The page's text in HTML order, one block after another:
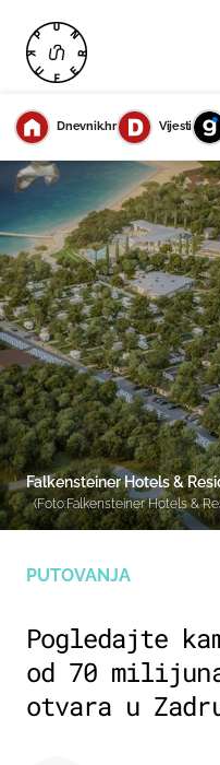
Dnevnik.hr Vijesti
PUTOVANJA
Pogledajte
od 70
otvara u
Falkensteiner Hotels &
(Foto:Falkensteiner Hotels &